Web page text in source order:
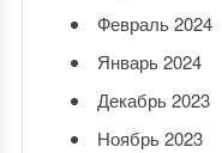
Февраль 2024
Январь 2024
Декабрь 2023
Ноябрь 2023